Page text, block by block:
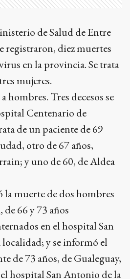
de Salud de Entre
registraron, diez muertes
en la provincia. Se trata
mujeres.
hombres. Tres decesos se
Centenario de
de un paciente de 69
otro de 67 años,
y uno de 60, de Aldea
muerte de dos hombres
66 y 73 años
en el hospital San
y se informó el
de 73 años, de Gualeguay,
hospital San Antonio de la